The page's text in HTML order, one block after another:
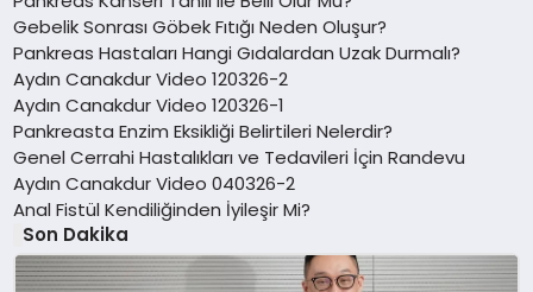
Gebelik Sonrası Göbek Fıtığı Neden Oluşur?
Pankreas Hastaları Hangi Gıdalardan Uzak Durmalı?
Aydın Canakdur Video 120326-2
Aydın Canakdur Video 120326-1
Pankreasta Enzim Eksikliği Belirtileri Nelerdir?
Genel Cerrahi Hastalıkları ve Tedavileri İçin Randevu
Aydın Canakdur Video 040326-2
Anal Fistül Kendiliğinden İyileşir Mi?
Son Dakika